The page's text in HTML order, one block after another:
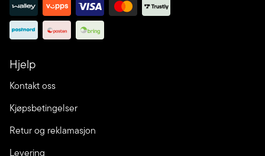
Hjelp
Kontakt oss
Kjøpsbetingelser
Retur og reklamasjon
Levering